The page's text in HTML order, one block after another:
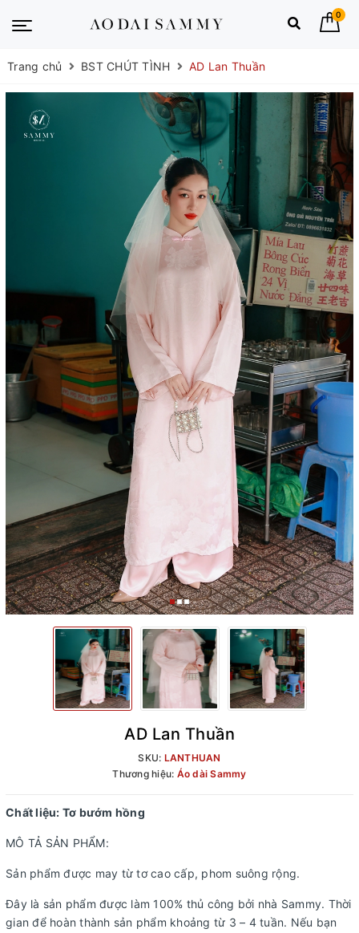
0
Trang chủ BST CHÚT TÌNH AD Lan Thuần
AD Lan Thuần
SKU: LANTHUAN
Thương hiệu: Áo dài Sammy
Chất liệu: Tơ bướm hồng
MÔ TẢ SẢN PHẨM:
Sản phẩm được may từ tơ cao cấp, phom suông rộng.
Đây là sản phẩm được làm 100% thủ công bởi nhà Sammy. Thời
gian để hoàn thành sản phẩm khoảng từ 3 – 4 tuần. Nếu bạn